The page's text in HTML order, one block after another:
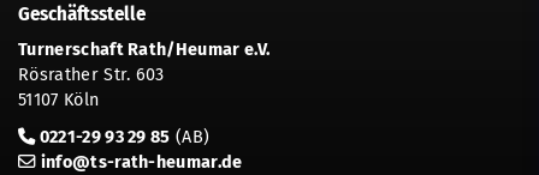
Geschäftsstelle
Turnerschaft Rath/Heumar e.V.
Rösrather Str. 603
51107 Köln
0221-29 93 29 85 (AB)
info@ts-rath-heumar.de